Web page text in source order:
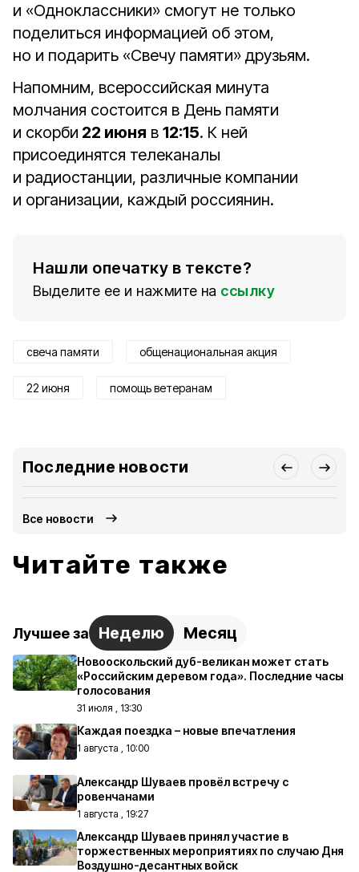
и «Одноклассники» смогут не только
поделиться информацией об этом,
но и подарить «Свечу памяти» друзьям.
Напомним, всероссийская минута
молчания состоится в День памяти
и скорби 22 июня в 12:15. К ней
присоединятся телеканалы
и радиостанции, различные компании
и организации, каждый россиянин.
Нашли опечатку в тексте?
Выделите ее и нажмите на ссылку
свеча памяти общенациональная акция
22 июня помощь ветеранам
Последние новости
Все новости
Читайте также
Лучшее за Неделю Месяц
Новооскольский дуб-великан может стать
«Российским деревом года». Последние часы
голосования
31 июля , 13:30
Каждая поездка – новые впечатления
1 августа , 10:00
Александр Шуваев провёл встречу с
ровенчанами
1 августа , 19:27
Александр Шуваев принял участие в
торжественных мероприятиях по случаю Дня
Воздушно-десантных войск